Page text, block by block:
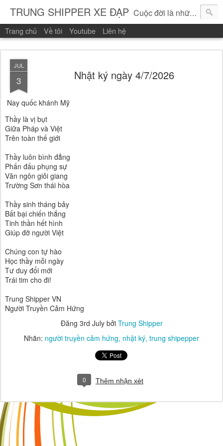
TRUNG SHIPPER XE ĐẠP Cuộc đời là những vòng quay!
Trang chủ Về tôi Youtube Liên hệ
JUL
3 Nhật ký ngày 4/7/2026
Nay quốc khánh Mỹ
Thầy là vị bụt
Giữa Pháp và Việt
Trên toàn thế giới
Thầy luôn bình đẳng
Phấn đấu phụng sự
Văn ngôn giỏi giang
Trường Sơn thái hòa
Thầy sinh tháng bảy
Bất bại chiến thắng
Tinh thần hết hình
Giúp đỡ người Việt
Chúng con tự hào
Học thầy mỗi ngày
Tư duy đổi mới
Trái tim cho đi!
Trung Shipper VN
Người Truyền Cảm Hứng
Đăng 3rd Julybởi Trung Shipper
Nhãn: người truyền cảm hứng nhật ký trung shipepper
0 Thêm nhận xét